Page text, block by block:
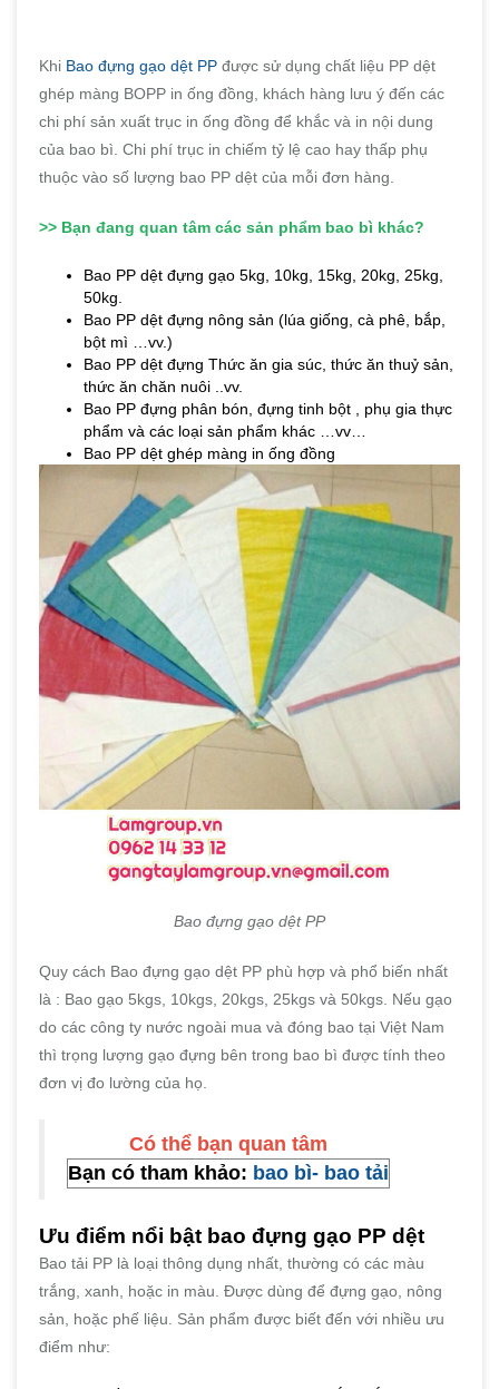
Khi Bao đựng gạo dệt PP được sử dụng chất liệu PP dệt
ghép màng BOPP in ống đồng, khách hàng lưu ý đến các
chi phí sản xuất trục in ống đồng để khắc và in nội dung
của bao bì. Chi phí trục in chiếm tỷ lệ cao hay thấp phụ
thuộc vào số lượng bao PP dệt của mỗi đơn hàng.
>> Bạn đang quan tâm các sản phẩm bao bì khác?
Bao PP dệt đựng gạo 5kg, 10kg, 15kg, 20kg, 25kg,
50kg.
Bao PP dệt đựng nông sản (lúa giống, cà phê, bắp,
bột mì …vv.)
Bao PP dệt đựng Thức ăn gia súc, thức ăn thuỷ sản,
thức ăn chăn nuôi ..vv.
Bao PP đựng phân bón, đựng tinh bột , phụ gia thực
phẩm và các loại sản phẩm khác …vv…
Bao PP dệt ghép màng in ống đồng
Bao đựng gạo dệt PP
Quy cách Bao đựng gạo dệt PP phù hợp và phổ biến nhất
là : Bao gạo 5kgs, 10kgs, 20kgs, 25kgs và 50kgs. Nếu gạo
do các công ty nước ngoài mua và đóng bao tại Việt Nam
thì trọng lượng gạo đựng bên trong bao bì được tính theo
đơn vị đo lường của họ.
Có thể bạn quan tâm
Bạn có tham khảo: bao bì- bao tải
Ưu điểm nổi bật bao đựng gạo PP dệt
Bao tải PP là loại thông dụng nhất, thường có các màu
trắng, xanh, hoặc in màu. Được dùng để đựng gạo, nông
sản, hoặc phế liệu. Sản phẩm được biết đến với nhiều ưu
điểm như: